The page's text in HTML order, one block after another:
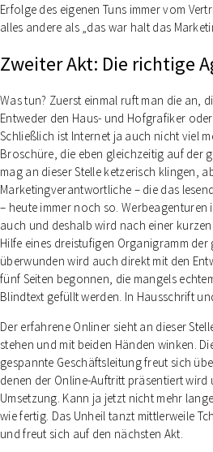
Erfolge des eigenen Tuns immer vom
alles andere als „das war halt das
Zweiter Akt: Die richtige
Was tun? Zuerst einmal ruft man die an,
Entweder den Haus- und Hofgrafiker
Schließlich ist Internet ja auch nicht viel
Broschüre, die eben gleichzeitig auf der
mag an dieser Stelle ketzerisch klingen,
Marketingverantwortliche – die das
– heute immer noch so. Werbeagenturen
auch und deshalb wird nach einer
Hilfe eines dreistufigen Organigramm der
überwunden wird auch direkt mit den
fünf Seiten begonnen, die mangels
Blindtext gefüllt werden. In Hausschrift
Der erfahrene Onliner sieht an dieser
stehen und mit beiden Händen winken.
gespannte Geschäftsleitung freut sich
denen der Online-Auftritt präsentiert wird
Umsetzung. Kann ja jetzt nicht mehr
wie fertig. Das Unheil tanzt mittlerweile
und freut sich auf den nächsten Akt.